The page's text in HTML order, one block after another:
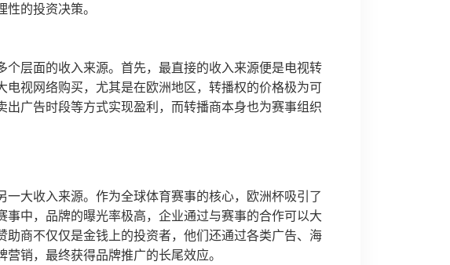
的投资决策。
个层面的收入来源。首先，最直接的收入来源便是电视转
电视网络购买，尤其是在欧洲地区，转播权的价格极为可
广告时段等方式实现盈利，而转播商本身也为赛事组织
大收入来源。作为全球体育赛事的核心，欧洲杯吸引了
事中，品牌的曝光率极高，企业通过与赛事的合作可以大
助商不仅仅是金钱上的投资者，他们还通过各类广告、海
销，最终获得品牌推广的长尾效应。